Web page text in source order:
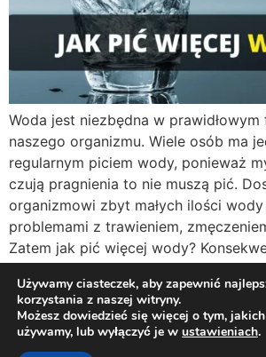
Woda jest niezbędna w
naszego organizmu. Wiele osób ma
regularnym piciem wody, ponieważ
czują pragnienia to nie muszą pić.
organizmowi zbyt małych ilości
problemami z trawieniem,
Zatem jak pić więcej wody?
Twój osobisty dietetyk i
Polityka Prywatności
Używamy ciasteczek, aby zapewnić
korzystania z naszej witryny.
Możesz dowiedzieć się więcej o tym,
używamy, lub wyłączyć je w ustawieniach.